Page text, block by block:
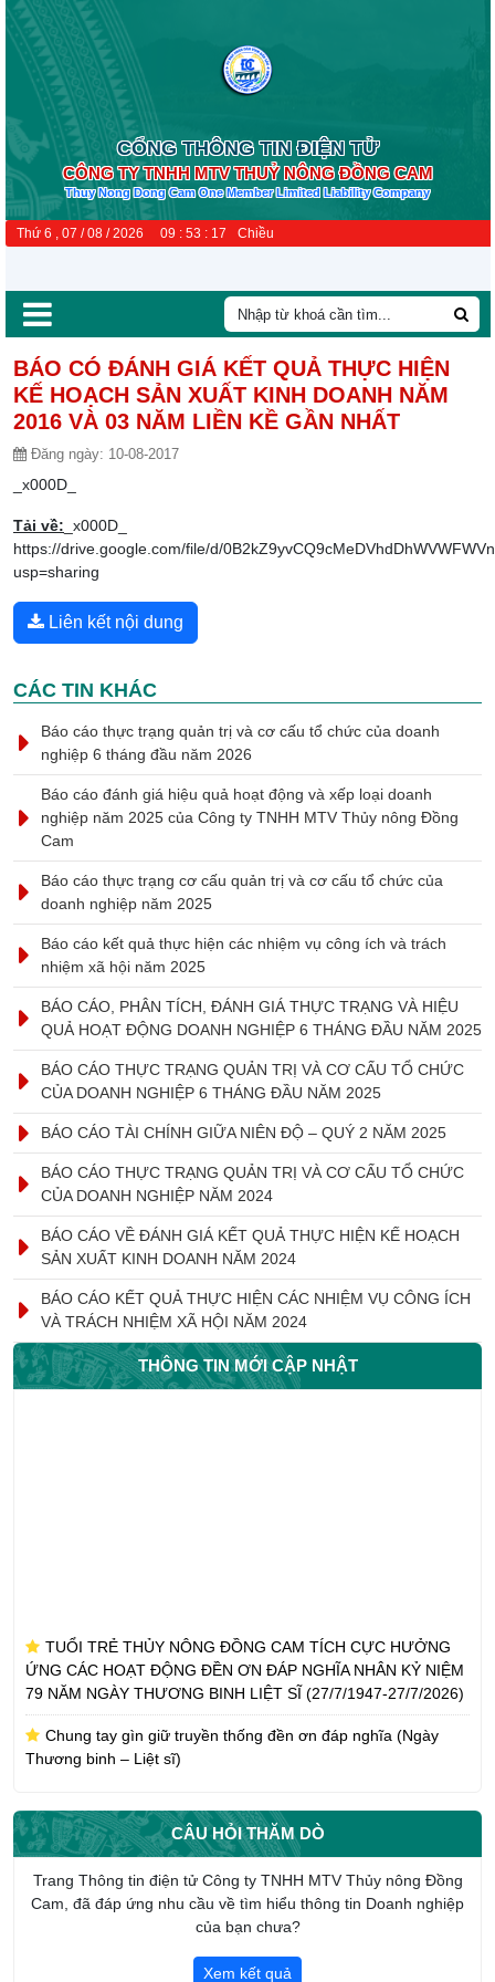
CỔNG THÔNG TIN ĐIỆN TỬ
CÔNG TY TNHH MTV THUỶ NÔNG ĐỒNG CAM
Thuy Nong Dong Cam One Member Limited Liability Company
Thứ 6 , 07 / 08 / 2026 09 : 53 : 18 Chiều
BÁO CÓ ĐÁNH GIÁ KẾT QUẢ THỰC HIỆN
KẾ HOẠCH SẢN XUẤT KINH DOANH NĂM
2016 VÀ 03 NĂM LIỀN KỀ GẦN NHẤT
Đăng ngày: 10-08-2017
_x000D_
Tải về: _x000D_
https://drive.google.com/file/d/
usp=sharing
Liên kết nội dung
CÁC TIN KHÁC
Báo cáo thực trạng quản trị và cơ cấu tổ chức của doanh
nghiệp 6 tháng đầu năm 2026
Báo cáo đánh giá hiệu quả hoạt động và xếp loại doanh
nghiệp năm 2025 của Công ty TNHH MTV Thủy nông Đồng
Cam
Báo cáo thực trạng cơ cấu quản trị và cơ cấu tổ chức của
doanh nghiệp năm 2025
Báo cáo kết quả thực hiện các nhiệm vụ công ích và trách
nhiệm xã hội năm 2025
BÁO CÁO, PHÂN TÍCH, ĐÁNH GIÁ THỰC TRẠNG VÀ HIỆU
QUẢ HOẠT ĐỘNG DOANH NGHIỆP 6 THÁNG ĐẦU NĂM 2025
BÁO CÁO THỰC TRẠNG QUẢN TRỊ VÀ CƠ CẤU TỔ CHỨC
CỦA DOANH NGHIỆP 6 THÁNG ĐẦU NĂM 2025
BÁO CÁO TÀI CHÍNH GIỮA NIÊN ĐỘ – QUÝ 2 NĂM 2025
BÁO CÁO THỰC TRẠNG QUẢN TRỊ VÀ CƠ CẤU TỔ CHỨC
CỦA DOANH NGHIỆP NĂM 2024
BÁO CÁO VỀ ĐÁNH GIÁ KẾT QUẢ THỰC HIỆN KẾ HOẠCH
SẢN XUẤT KINH DOANH NĂM 2024
BÁO CÁO KẾT QUẢ THỰC HIỆN CÁC NHIỆM VỤ CÔNG ÍCH
VÀ TRÁCH NHIỆM XÃ HỘI NĂM 2024
THÔNG TIN MỚI CẬP NHẬT
ỨNG CÁC HOẠT ĐỘNG ĐỀN ƠN ĐÁP NGHĨA NHÂN KỶ NIỆM
79 NĂM NGÀY THƯƠNG BINH LIỆT SĨ (27/7/1947-27/7/2026)
Chung tay gìn giữ truyền thống đền ơn đáp nghĩa (Ngày
Thương binh – Liệt sĩ)
PHỤNG DƯỠNG SUỐT ĐỜI MẸ VIỆT NAM ANH HÙNG TRẦN
THỊ AN
CHI ĐOÀN CÔNG TY TNHH MTV THỦY NÔNG ĐỒNG CAM
HƯỞNG ỨNG THÁNG CÔNG NHÂN NĂM 2026
Giới thiệu tổng quan về Công ty TNHH một thành viên Thủy
CÂU HỎI THĂM DÒ
Trang Thông tin điện tử Công ty TNHH MTV Thủy nông Đồng
Cam, đã đáp ứng nhu cầu về tìm hiểu thông tin Doanh nghiệp
của bạn chưa?
Xem kết quả